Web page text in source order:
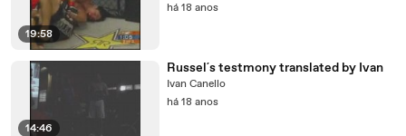
19:58
há 18 anos
14:46
Russel´s testmony translated by Ivan
Ivan Canello
há 18 anos